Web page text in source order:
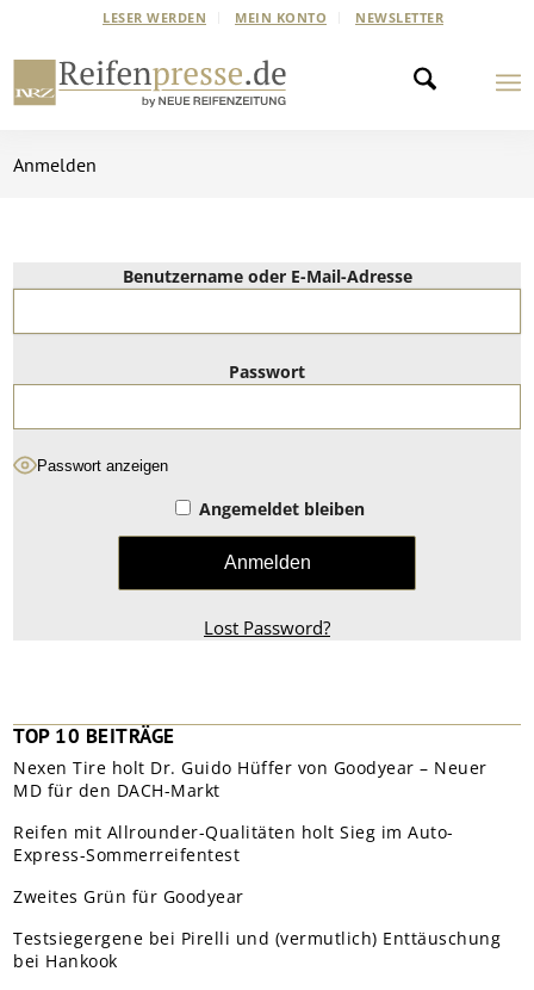
LESER WERDEN MEIN KONTO NEWSLETTER
Anmelden
Benutzername oder E-Mail-Adresse
Passwort
Passwort anzeigen
Angemeldet bleiben
Lost Password?
TOP 10 BEITRÄGE
Nexen Tire holt Dr. Guido Hüffer von Goodyear – Neuer
MD für den DACH-Markt
Reifen mit Allrounder-Qualitäten holt Sieg im Auto-
Express-Sommerreifentest
Zweites Grün für Goodyear
Testsiegergene bei Pirelli und (vermutlich) Enttäuschung
bei Hankook